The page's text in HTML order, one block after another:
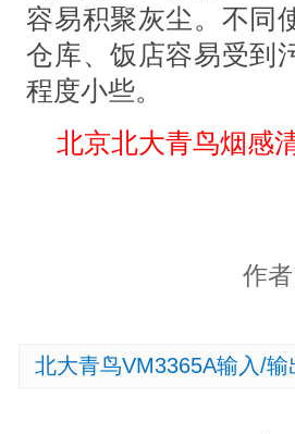
容易积聚灰尘。不同
仓库、饭店容易受到
程度小些。
北京北大青鸟烟感
作
北大青鸟VM3365A输入/输